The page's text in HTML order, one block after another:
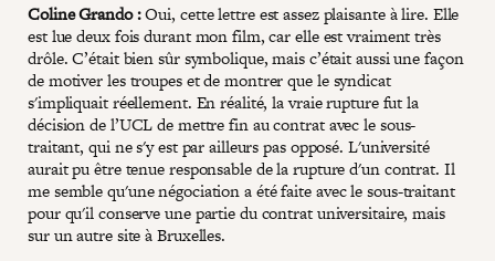
Coline Grando :Oui, cette lettre est assez plaisante à lire. Elle
est lue deux fois durant mon film, car elle est vraiment très
drôle. C’était bien sûr symbolique, mais c’était aussi une façon
de motiver les troupes et de montrer que le syndicat
s'impliquait réellement. En réalité, la vraie rupture fut la
décision de l’UCL de mettre fin au contrat avec le sous-
traitant, qui ne s'y est par ailleurs pas opposé. L'université
aurait pu être tenue responsable de la rupture d'un contrat. Il
me semble qu'une négociation a été faite avec le sous-traitant
pour qu'il conserve une partie du contrat universitaire, mais
sur un autre site à Bruxelles.